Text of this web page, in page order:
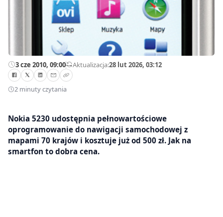
3 cze 2010, 09:00—Aktualizacja:28 lut 2026, 03:12
2 minuty czytania
Nokia 5230 udostępnia pełnowartościowe
oprogramowanie do nawigacji samochodowej z
mapami 70 krajów i kosztuje już od 500 zł. Jak na
smartfon to dobra cena.